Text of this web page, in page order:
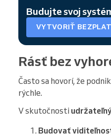
Budujte svoj
VYTVORIŤ
Rásť bez
Často sa hovorí, že
rýchle.
V skutočnosti
Budovať